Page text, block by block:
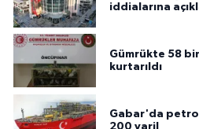
iddialarına
Gümrükte 58
kurtarıldı
Gabar'da